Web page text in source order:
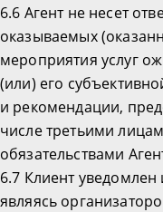
6.6 Агент не несет
оказываемых
мероприятия услуг
(или) его
и рекомендации,
числе третьими
обязательствами
6.7 Клиент уведомлен
являясь